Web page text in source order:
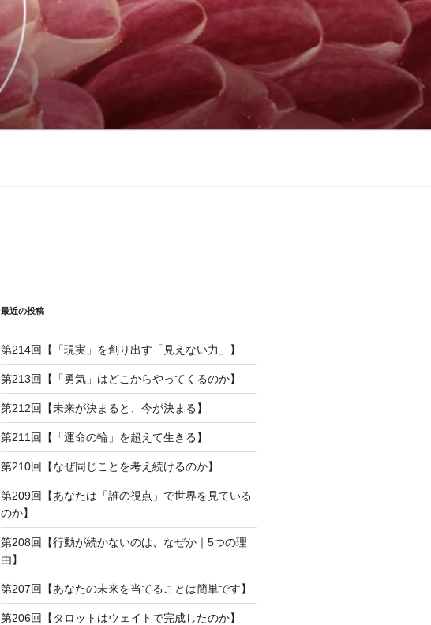
最近の投稿
第214回【「現実」を創り出す「見えない力」】
第213回【「勇気」はどこからやってくるのか】
第212回【未来が決まると、今が決まる】
第211回【「運命の輪」を超えて生きる】
第210回【なぜ同じことを考え続けるのか】
第209回【あなたは「誰の視点」で世界を見ている
のか】
第208回【行動が続かないのは、なぜか｜5つの理
由】
第207回【あなたの未来を当てることは簡単です】
第206回【タロットはウェイトで完成したのか】